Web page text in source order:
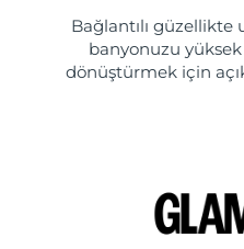
Bağlantılı güzellikte
banyonuzu
dönüştürmek için